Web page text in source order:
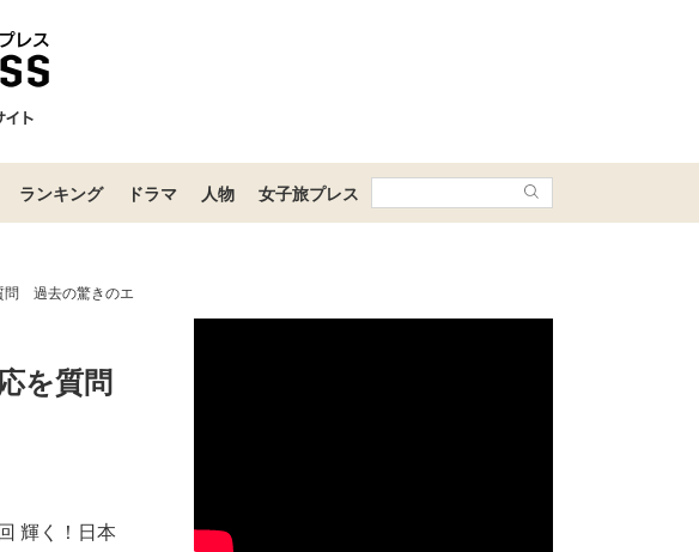
ランキング ドラマ 人物 女子旅プレス
問 過去の驚きのエ
を質問
輝く！日本